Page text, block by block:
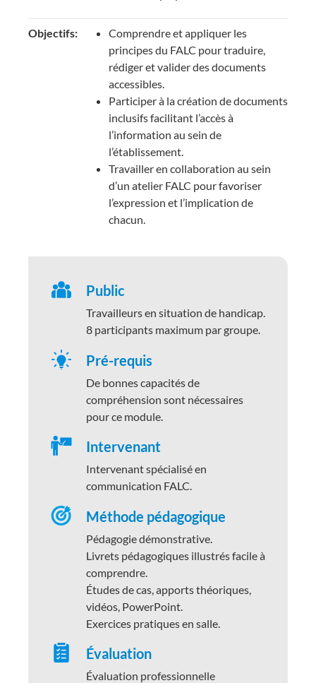
Objectifs:
Comprendre et appliquer les
principes du FALC pour traduire,
rédiger et valider des documents
accessibles.
Participer à la création de documents
inclusifs facilitant l’accès à
l’information au sein de
l’établissement.
Travailler en collaboration au sein
d’un atelier FALC pour favoriser
l’expression et l’implication de
chacun.
Public
Travailleurs en situation de handicap.
8 participants maximum par groupe.
Pré-requis
De bonnes capacités de
compréhension sont nécessaires
pour ce module.
Intervenant
Intervenant spécialisé en
communication FALC.
Méthode pédagogique
Pédagogie démonstrative.
Livrets pédagogiques illustrés facile à
comprendre.
Études de cas, apports théoriques,
vidéos, PowerPoint.
Exercices pratiques en salle.
Évaluation
Évaluation professionnelle